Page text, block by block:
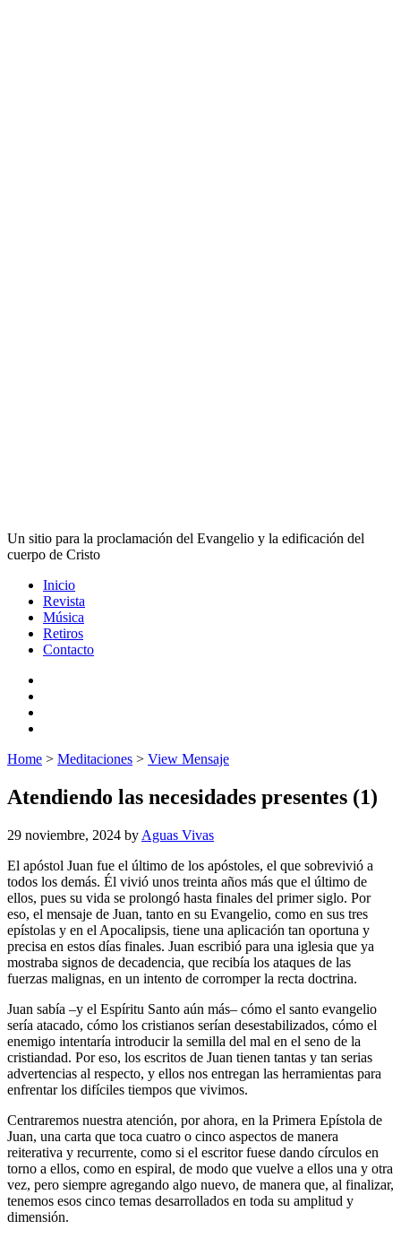
Un sitio para la proclamación del Evangelio y la edificación del
cuerpo de Cristo
Inicio
Revista
Música
Retiros
Contacto
Home > Meditaciones > View Mensaje
Atendiendo las necesidades presentes (1)
29 noviembre, 2024 by Aguas Vivas
El apóstol Juan fue el último de los apóstoles, el que sobrevivió a
todos los demás. Él vivió unos treinta años más que el último de
ellos, pues su vida se prolongó hasta finales del primer siglo. Por
eso, el mensaje de Juan, tanto en su Evangelio, como en sus tres
epístolas y en el Apocalipsis, tiene una aplicación tan oportuna y
precisa en estos días finales. Juan escribió para una iglesia que ya
mostraba signos de decadencia, que recibía los ataques de las
fuerzas malignas, en un intento de corromper la recta doctrina.
Juan sabía –y el Espíritu Santo aún más– cómo el santo evangelio
sería atacado, cómo los cristianos serían desestabilizados, cómo el
enemigo intentaría introducir la semilla del mal en el seno de la
cristiandad. Por eso, los escritos de Juan tienen tantas y tan serias
advertencias al respecto, y ellos nos entregan las herramientas para
enfrentar los difíciles tiempos que vivimos.
Centraremos nuestra atención, por ahora, en la Primera Epístola de
Juan, una carta que toca cuatro o cinco aspectos de manera
reiterativa y recurrente, como si el escritor fuese dando círculos en
torno a ellos, como en espiral, de modo que vuelve a ellos una y otra
vez, pero siempre agregando algo nuevo, de manera que, al finalizar,
tenemos esos cinco temas desarrollados en toda su amplitud y
dimensión.